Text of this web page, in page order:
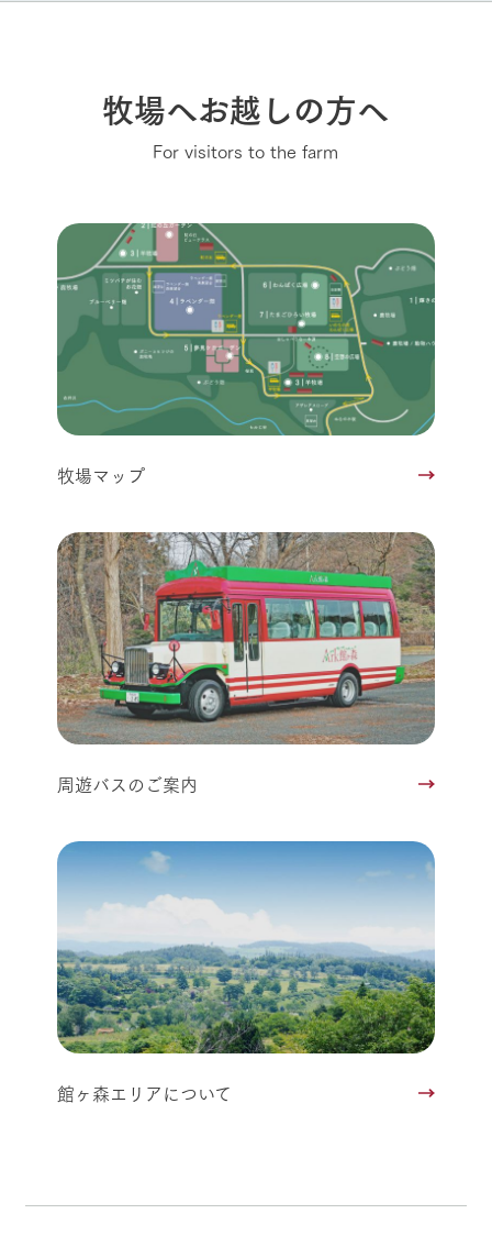
牧場へお越しの方へ
For visitors to the farm
牧場マップ
周遊バスのご案内
館ヶ森エリアについて